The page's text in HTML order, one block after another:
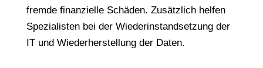
fremde finanzielle Schäden. Zusätzlich helfen
Spezialisten bei der Wiederinstandsetzung der
IT und Wiederherstellung der Daten.